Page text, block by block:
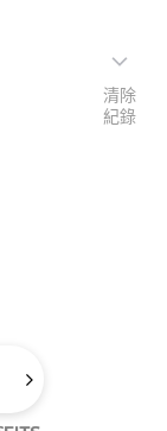
清除
紀錄